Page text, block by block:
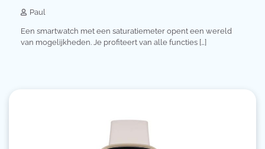
Paul
Een smartwatch met een saturatiemeter opent een wereld
van mogelijkheden. Je profiteert van alle functies […]